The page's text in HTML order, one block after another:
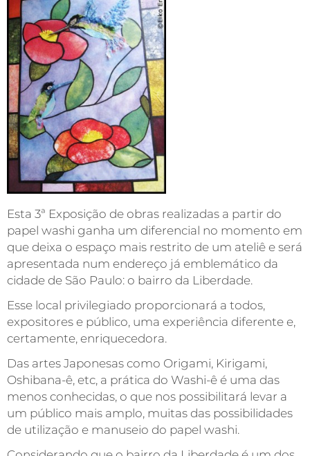
Esta 3ª Exposição de obras realizadas a partir do
papel washi ganha um diferencial no momento em
que deixa o espaço mais restrito de um ateliê e será
apresentada num endereço já emblemático da
cidade de São Paulo: o bairro da Liberdade.
Esse local privilegiado proporcionará a todos,
expositores e público, uma experiência diferente e,
certamente, enriquecedora.
Das artes Japonesas como Origami, Kirigami,
Oshibana-ê, etc, a prática do Washi-ê é uma das
menos conhecidas, o que nos possibilitará levar a
um público mais amplo, muitas das possibilidades
de utilização e manuseio do papel washi.